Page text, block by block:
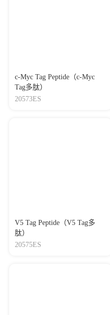
c-Myc Tag Peptide（c-Myc
Tag多肽）
20573ES
V5 Tag Peptide（V5 Tag多
肽）
20575ES